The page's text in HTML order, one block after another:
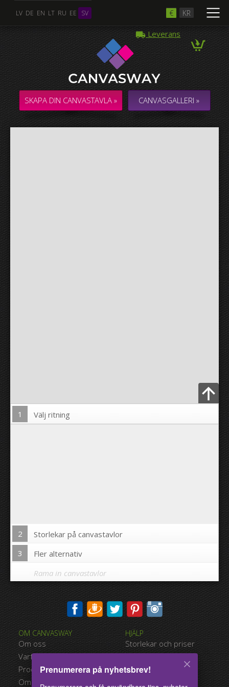
LV DE EN LT RU EE SV € KR
Leverans
SKAPA DIN CANVASTAVLA » CANVASGALLERI »
Ladda upp foto
1 Välj ritning
2
Storlekar på canvastavlor
3
Fler alternativ
Skriva ut bilden på kanterna av din canvastavla:
Nej
Rama in canvastavlor
Flera Foton
COLLAGE / KOMPOSITION med flera foton
OM CANVASWAY
Om oss
Varför Canvasway.com
Produktkvalitet
Omdömen
HJÄLP
Storlekar och priser
Betalningsalternativ
Typer av leverans
Användarvillkor
Prenumerera på nyhetsbrev!